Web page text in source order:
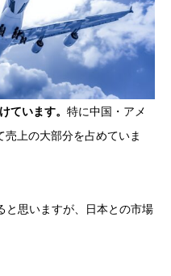
ています。 特に中国・アメ
売上の大部分を占めていま
と思いますが、日本との市場